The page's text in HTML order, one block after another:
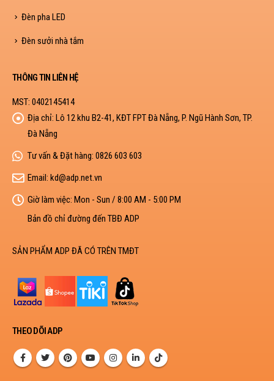
Đèn pha LED
Đèn sưởi nhà tắm
THÔNG TIN LIÊN HỆ
MST: 0402145414
Địa chỉ: Lô 12 khu B2-41, KĐT FPT Đà Nẵng, P. Ngũ Hành Sơn, TP.
Đà Nẵng
Tư vấn & Đặt hàng: 0826 603 603
Email: kd@adp.net.vn
Giờ làm việc: Mon - Sun / 8:00 AM - 5:00 PM
Bản đồ chỉ đường đến TBĐ ADP
SẢN PHẨM ADP ĐÃ CÓ TRÊN TMĐT
THEO DÕI ADP